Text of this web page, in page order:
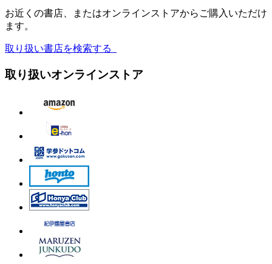
お近くの書店、またはオンラインストアからご購入いただけ
ます。
取り扱い書店を検索する
取り扱いオンラインストア